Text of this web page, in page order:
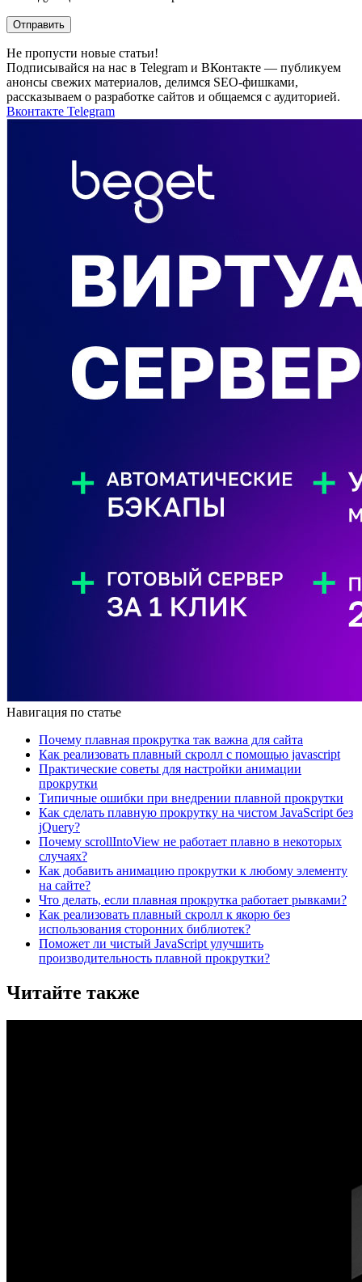
Не пропусти новые статьи!
Подписывайся на нас в Telegram и ВКонтакте — публикуем
анонсы свежих материалов, делимся SEO-фишками,
рассказываем о разработке сайтов и общаемся с аудиторией.
Вконтакте Telegram
Навигация по статье
Почему плавная прокрутка так важна для сайта
Как реализовать плавный скролл с помощью javascript
Практические советы для настройки анимации
прокрутки
Типичные ошибки при внедрении плавной прокрутки
Как сделать плавную прокрутку на чистом JavaScript без
jQuery?
Почему scrollIntoView не работает плавно в некоторых
случаях?
Как добавить анимацию прокрутки к любому элементу
на сайте?
Что делать, если плавная прокрутка работает рывками?
Как реализовать плавный скролл к якорю без
использования сторонних библиотек?
Поможет ли чистый JavaScript улучшить
производительность плавной прокрутки?
Читайте также